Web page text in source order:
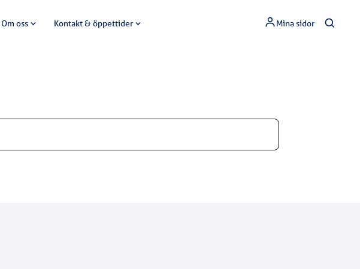
Om oss Kontakt & öppettider Mina sidor